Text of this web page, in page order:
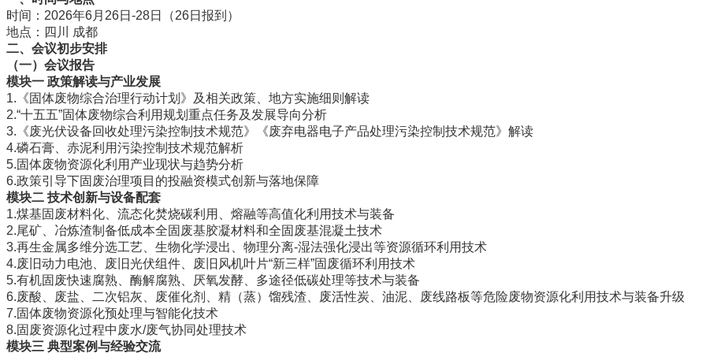
时间：2026年6月26日-28日（26日报到）
地点：四川 成都
二、会议初步安排
（一） 会议报告
模块一 政策解读与产业发展
1.《固体废物综合治理行动计划》及相关政策、地方实施细则解读
2.“十五五”固体废物综合利用规划重点任务及发展导向分析
3.《废光伏设备回收处理污染控制技术规范》《废弃电器电子产品处理污染控制技术规范》解读
4.磷石膏、赤泥利用污染控制技术规范解析
5.固体废物资源化利用产业现状与趋势分析
6.政策引导下固废治理项目的投融资模式创新与落地保障
模块二 技术创新与设备配套
1.煤基固废材料化、流态化焚烧碳利用、熔融等高值化利用技术与装备
2.尾矿、冶炼渣制备低成本全固废基胶凝材料和全固废基混凝土技术
3.再生金属多维分选工艺、生物化学浸出、物理分离-湿法强化浸出等资源循环利用技术
4.废旧动力电池、废旧光伏组件、废旧风机叶片“新三样”固废循环利用技术
5.有机固废快速腐熟、酶解腐熟、厌氧发酵、多途径低碳处理等技术与装备
6.废酸、废盐、二次铝灰、废催化剂、精（蒸）馏残渣、废活性炭、油泥、废线路板等危险废物资源化利用技术与装备升级
7.固体废物资源化预处理与智能化技术
8.固废资源化过程中废水/废气协同处理技术
模块三 典型案例与经验交流